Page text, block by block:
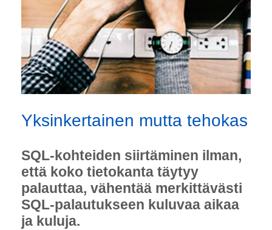
Yksinkertainen mutta tehokas
SQL-kohteiden siirtäminen ilman,
että koko tietokanta täytyy
palauttaa, vähentää merkittävästi
SQL-palautukseen kuluvaa aikaa
ja kuluja.